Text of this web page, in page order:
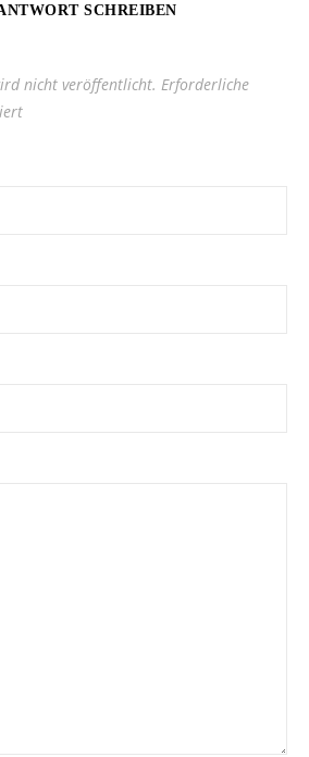
SCHREIBEN
nicht veröffentlicht. Erforderliche